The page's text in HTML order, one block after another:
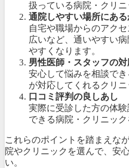
扱っている病院・クリニ
通院しやすい場所にある
自宅や職場からのアク
広いなど、通いやすい
やすくなります。
男性医師・スタッフの対
安心して悩みを相談で
が対応してくれるクリニ
口コミ評判の良しあし
実際に受診した方の体
できる病院・クリニック
これらのポイントを踏まえな
院やクリニックを選んで、安
い。